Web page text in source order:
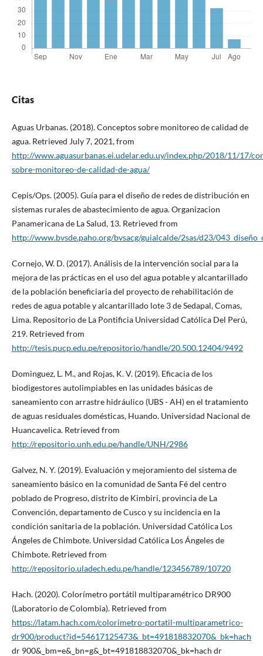
Citas
Aguas Urbanas. (2018). Conceptos sobre monitoreo de calidad de
agua. Retrieved July 7, 2021, from
http://www.aguasurbanas.ei.udelar.edu.uy/index.php/2018/11/17/
sobre-monitoreo-de-calidad-de-agua/
Cepis/Ops. (2005). Guía para el diseño de redes de distribución en
sistemas rurales de abastecimiento de agua. Organizacion
Panamericana de La Salud, 13. Retrieved from
http://www.bvsde.paho.org/bvsacg/guialcalde/2sas/d23/
Cornejo, W. D. (2017). Análisis de la intervención social para la
mejora de las prácticas en el uso del agua potable y alcantarillado
de la población beneficiaria del proyecto de rehabilitación de
redes de agua potable y alcantarillado lote 3 de Sedapal, Comas,
Lima. Repositorio de La Pontificia Universidad Católica Del Perú,
219. Retrieved from
http://tesis.pucp.edu.pe/repositorio/handle/20.500.12404/9492
Dominguez, L. M., and Rojas, K. V. (2019). Eficacia de los
biodigestores autolimpiables en las unidades básicas de
saneamiento con arrastre hidráulico (UBS - AH) en el tratamiento
de aguas residuales domésticas, Huando. Universidad Nacional de
Huancavelica. Retrieved from
http://repositorio.unh.edu.pe/handle/UNH/2986
Galvez, N. Y. (2019). Evaluación y mejoramiento del sistema de
saneamiento básico en la comunidad de Santa Fé del centro
poblado de Progreso, distrito de Kimbiri, provincia de La
Convención, departamento de Cusco y su incidencia en la
condición sanitaria de la población. Universidad Católica Los
Ángeles de Chimbote. Universidad Católica Los Ángeles de
Chimbote. Retrieved from
http://repositorio.uladech.edu.pe/handle/123456789/10720
Hach. (2020). Colorímetro portátil multiparamétrico DR900
(Laboratorio de Colombia). Retrieved from
https://latam.hach.com/colorimetro-portatil-multiparametrico-
dr900/product?id=54617125473&_bt=491818832070&_bk=hach
dr 900&_bm=e&_bn=g&_bt=491818832070&_bk=hach dr